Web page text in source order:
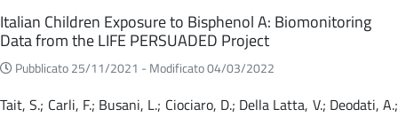
Eventi
Italian Children Exposure to Bisphenol A: Biomonitoring
Data from the LIFE PERSUADED Project
Pubblicato 25/11/2021 - Modificato 04/03/2022
Tait, S.; Carli, F.; Busani, L.; Ciociaro, D.; Della Latta, V.; Deodati, A.;